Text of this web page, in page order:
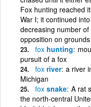
Fox hunting reached
War I; it continued
decreasing number
opposition on
fox hunting
pursuit of a fox
fox river a river
Michigan
fox snake A rat
the north-central